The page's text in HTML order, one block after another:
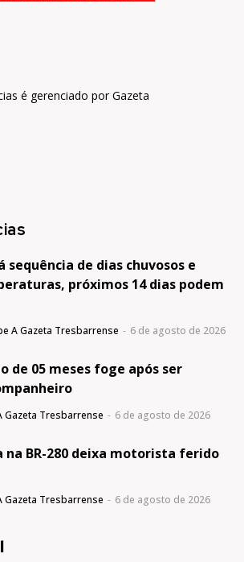
é gerenciado por Gazeta
sequência de dias chuvosos e
próximos 14 dias podem
A Gazeta Tresbarrense - 6 de agosto de 2026
de 05 meses foge após ser
Gazeta Tresbarrense - 6 de agosto de 2026
na BR-280 deixa motorista ferido
Gazeta Tresbarrense - 6 de agosto de 2026